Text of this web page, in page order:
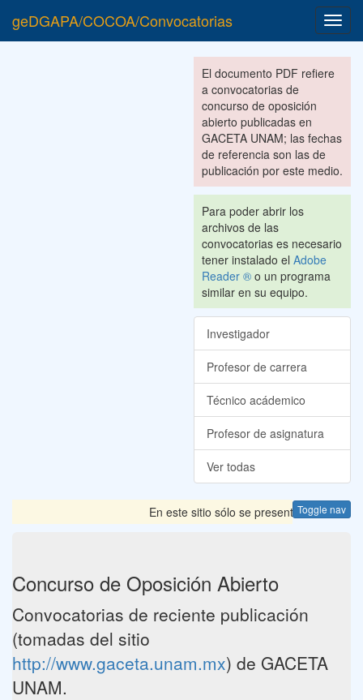
geDGAPA/COCOA/Convocatorias
El documento PDF refiere
a convocatorias de
concurso de oposición
abierto publicadas en
GACETA UNAM; las fechas
de referencia son las de
publicación por este medio.
Para poder abrir los
archivos de las
convocatorias es necesario
tener instalado el Adobe
Reader ® o un programa
similar en su equipo.
Investigador
Profesor de carrera
Técnico acádemico
Profesor de asignatura
Ver todas
Toggle nav
En este sitio sólo se presentan las
Concurso de Oposición Abierto
Convocatorias de reciente publicación
(tomadas del sitio
http://www.gaceta.unam.mx) de GACETA
UNAM.